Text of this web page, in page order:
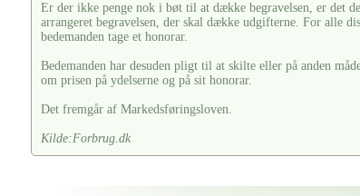
Er der ikke penge nok i bøt til at dække begravelsen, er det
arrangeret begravelsen, der skal dække udgifterne. For alle
bedemanden tage et honorar.
Bedemanden har desuden pligt til at skilte eller på anden
om prisen på ydelserne og på sit honorar.
Det fremgår af Markedsføringsloven.
Kilde:Forbrug.dk